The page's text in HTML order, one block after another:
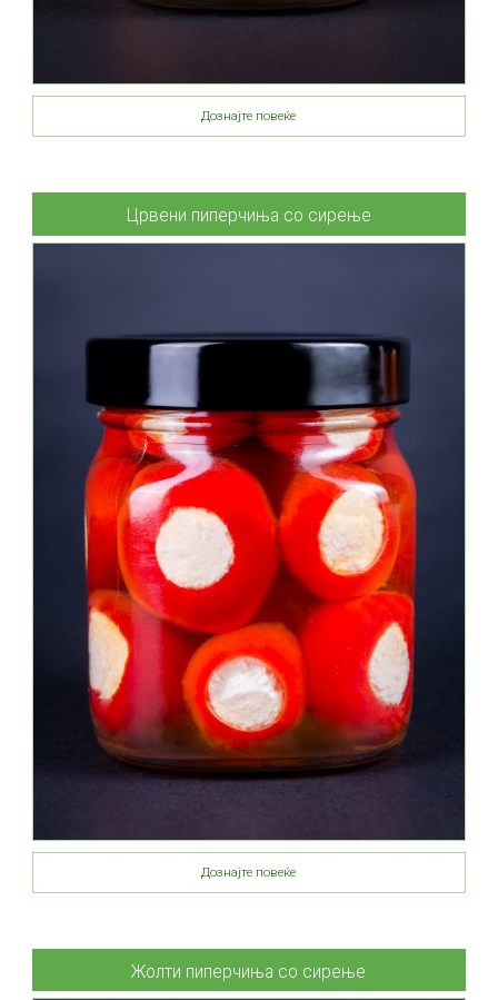
Дознајте повеќе
Црвени пиперчиња со сирење
Дознајте повеќе
Жолти пиперчиња со сирење